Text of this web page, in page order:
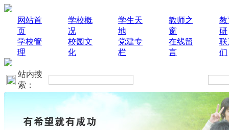
网站首
页
学校概
况
学生天
地
教师之
窗
教
研
学校管
理
校园文
化
党建专
栏
在线留
言
联
们
站内搜
索：